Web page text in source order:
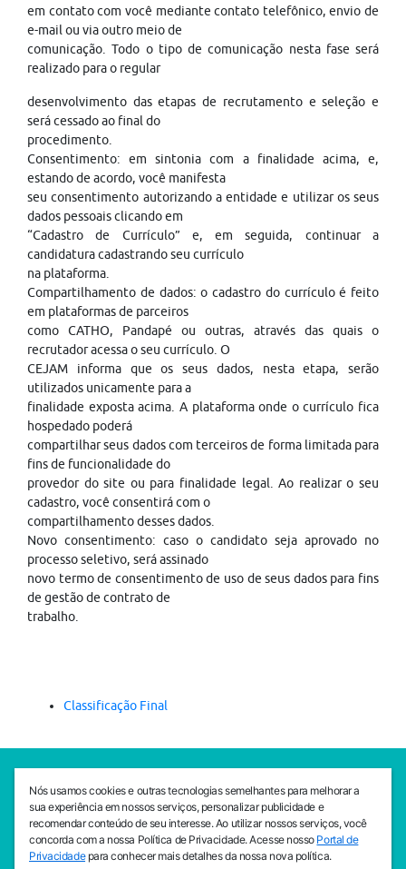
em contato com você mediante contato telefônico, envio de
e-mail ou via outro meio de
comunicação. Todo o tipo de comunicação nesta fase será
realizado para o regular
desenvolvimento das etapas de recrutamento e seleção e
será cessado ao final do
procedimento.
Consentimento: em sintonia com a finalidade acima, e,
estando de acordo, você manifesta
seu consentimento autorizando a entidade e utilizar os seus
dados pessoais clicando em
“Cadastro de Currículo” e, em seguida, continuar a
candidatura cadastrando seu currículo
na plataforma.
Compartilhamento de dados: o cadastro do currículo é feito
em plataformas de parceiros
como CATHO, Pandapé ou outras, através das quais o
recrutador acessa o seu currículo. O
CEJAM informa que os seus dados, nesta etapa, serão
utilizados unicamente para a
finalidade exposta acima. A plataforma onde o currículo fica
hospedado poderá
compartilhar seus dados com terceiros de forma limitada para
fins de funcionalidade do
provedor do site ou para finalidade legal. Ao realizar o seu
cadastro, você consentirá com o
compartilhamento desses dados.
Novo consentimento: caso o candidato seja aprovado no
processo seletivo, será assinado
novo termo de consentimento de uso de seus dados para fins
de gestão de contrato de
trabalho.
Classificação Final
SEDE CEJAM
Av. da Liberdade, 765, Liberdade, São Paulo, 01503-001
(11) 3469 - 1818
INSTITUTO CEJAM
Nós usamos cookies e outras tecnologias semelhantes para melhorar a
sua experiência em nossos serviços, personalizar publicidade e
recomendar conteúdo de seu interesse. Ao utilizar nossos serviços, você
concorda com a nossa Política de Privacidade. Acesse nosso Portal de
Privacidadepara conhecer mais detalhes da nossa nova política.